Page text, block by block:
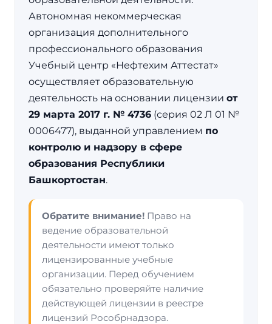
Автономная некоммерческая
организация дополнительного
профессионального образования
Учебный центр «Нефтехим Аттестат»
осуществляет образовательную
деятельность на основании лицензии от
29 марта 2017 г. № 4736 (серия 02 Л 01 №
0006477), выданной управлением по
контролю и надзору в сфере
образования Республики
Башкортостан.
Обратите внимание! Право на
ведение образовательной
деятельности имеют только
лицензированные учебные
организации. Перед обучением
обязательно проверяйте наличие
действующей лицензии в реестре
лицензий Рособрнадзора.